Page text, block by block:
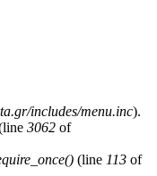
includes/menu.inc).
3062 of
(line 113 of